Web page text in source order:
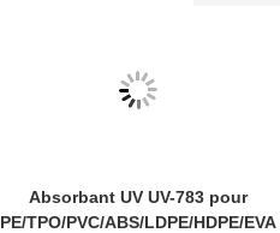
Absorbant UV UV-783 pour
PE/TPO/PVC/ABS/LDPE/HDPE/EVA